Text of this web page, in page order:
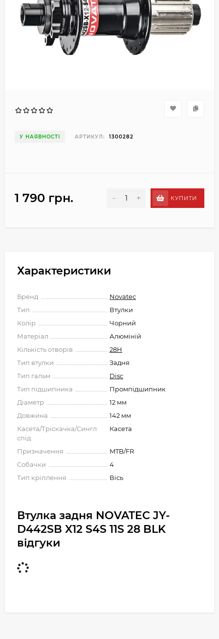
У НАЯВНОСТІ АРТИКУЛ: 1300282
1 790 грн. - + КУПИТИ
Характеристики
Бренд
Novatec
Тип
Втулки
Колір
Чорний
Матеріал
Алюміній
Кількість отворів
28H
Тип втулки
Задня
Тип гальм
Disc
Тип підшипника
Промпідшипник
Діаметр
12 мм
Довжина
142 мм
Касета/Тріскачка/Сингл
спід
Касета
Призначення
MTB/FR
Собачки
4
Тип кріплення
Вісь
Втулка задня NOVATEC JY-
D442SB X12 S4S 11S 28 BLK
відгуки